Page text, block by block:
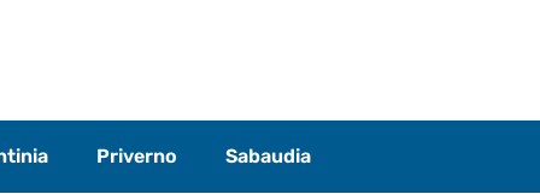
Priverno Sabaudia